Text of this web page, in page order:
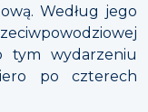
Według jego
tym wydarzeniu
po czterech